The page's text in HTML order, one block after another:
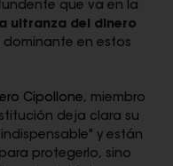
que va en la
ultranza del dinero
en estos
Cipollone, miembro
deja clara su
y están
protegerlo, sino